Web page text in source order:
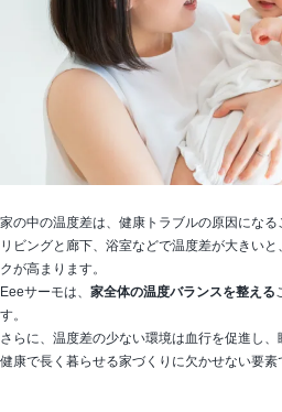
家の中の温度差は、健康トラブルの原因になる
リビングと廊下、浴室などで温度差が大きい
クが高まります。
Eeeサーモは、 家全体の温度バランスを整える
す。
さらに、温度差の少ない環境は血行を促進し、
健康で長く暮らせる家づくりに欠かせない要素